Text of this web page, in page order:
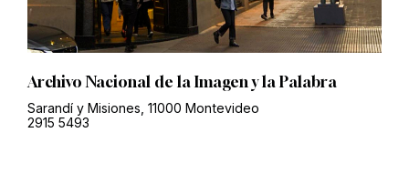
Archivo Nacional de la Imagen y la Palabra
Sarandí y Misiones, 11000 Montevideo
2915 5493